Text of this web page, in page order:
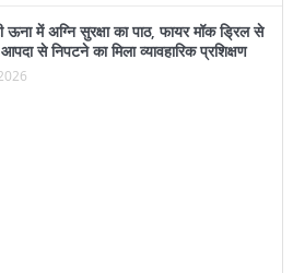
में अग्नि सुरक्षा का पाठ, फायर मॉक ड्रिल से
आपदा से निपटने का मिला व्यावहारिक प्रशिक्षण